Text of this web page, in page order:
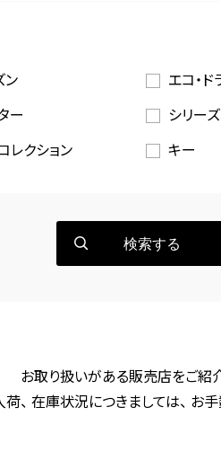
ン エコ・
ー シリー
レクション キー
検索する
お取り扱いがある販売店をご紹
、 在庫状況につきましては、 お